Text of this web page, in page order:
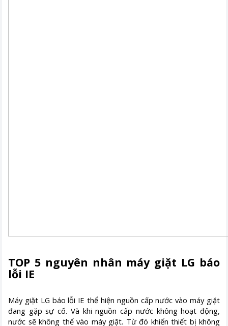
TOP 5 nguyên nhân máy giặt LG báo
lỗi IE
Máy giặt LG báo lỗi IE thể hiện nguồn cấp nước vào máy giặt
đang gặp sự cố. Và khi nguồn cấp nước không hoạt động,
nước sẽ không thể vào máy giặt. Từ đó khiến thiết bị không